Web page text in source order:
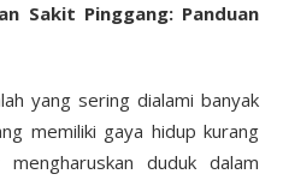
Sakit Pinggang: Panduan
yang sering dialami banyak
memiliki gaya hidup kurang
duduk dalam